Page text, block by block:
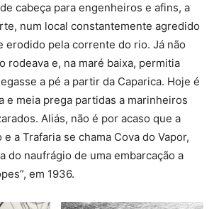
cabeça para engenheiros e afins, a
num local constantemente agredido
erodido pela corrente do rio. Já não
rodeava e, na maré baixa, permitia
a pé a partir da Caparica. Hoje é
e meia prega partidas a marinheiros
Aliás, não é por acaso que a
a Trafaria se chama Cova do Vapor,
do naufrágio de uma embarcação a
em 1936.